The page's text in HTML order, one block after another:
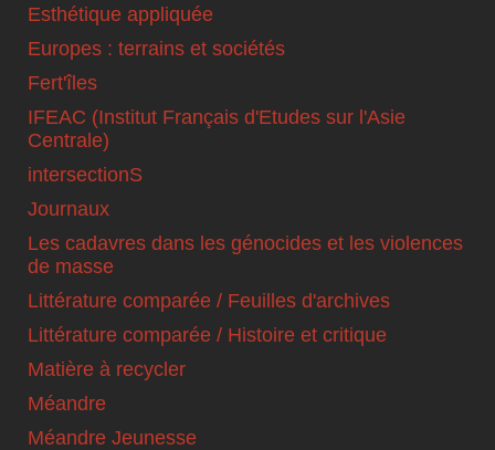
Esthétique appliquée
Europes : terrains et sociétés
Fert'îles
IFEAC (Institut Français d'Etudes sur l'Asie
Centrale)
intersectionS
Journaux
Les cadavres dans les génocides et les violences
de masse
Littérature comparée / Feuilles d'archives
Littérature comparée / Histoire et critique
Matière à recycler
Méandre
Méandre Jeunesse